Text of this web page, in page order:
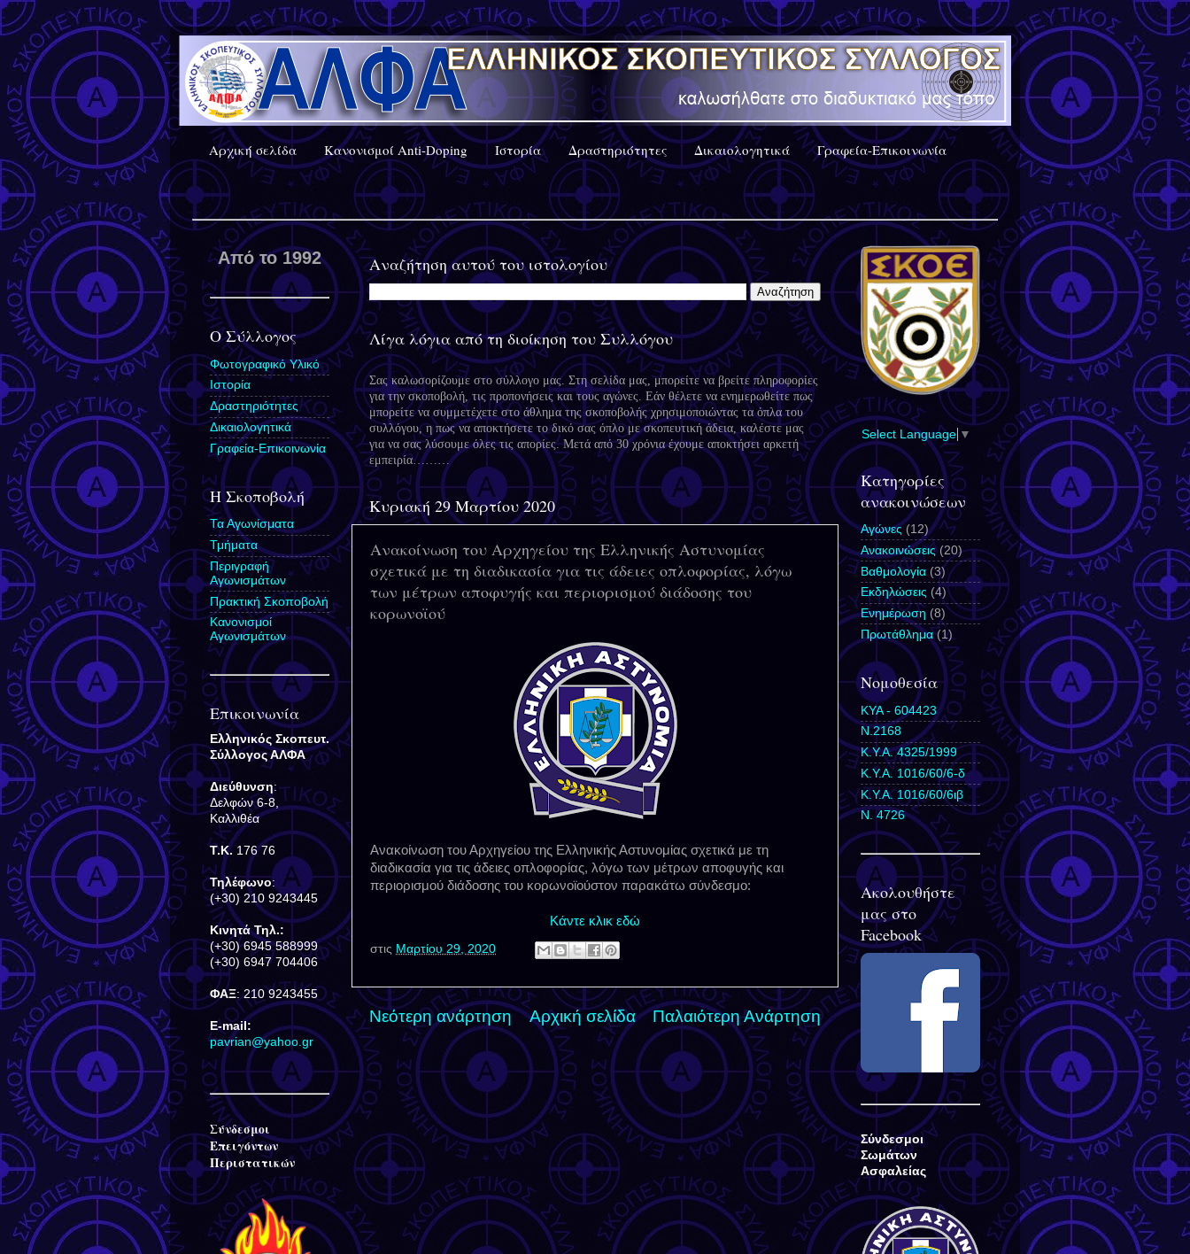
Αρχική σελίδα Κανονισμοί Anti-Doping Ιστορία Δραστηριότητες Δικαιολογητικά Γραφεία-Επικοινωνία
Αναζήτηση αυτού του ιστολογίου
Λίγα λόγια από τη διοίκηση του Συλλόγου
Σας καλωσορίζουμε στο σύλλογο μας. Στη σελίδα μας, μπορείτε να βρείτε πληροφορίες
για την σκοποβολή, τις προπονήσεις και τους αγώνες. Εάν θέλετε να ενημερωθείτε πως
μπορείτε να συμμετέχετε στο άθλημα της σκοποβολής χρησιμοποιώντας τα όπλα του
συλλόγου, η πως να αποκτήσετε το δικό σας όπλο με σκοπευτική άδεια, καλέστε μας
για να σας λύσουμε όλες τις απορίες. Μετά από 30 χρόνια έχουμε αποκτήσει αρκετή
εμπειρία………
Κυριακή 29 Μαρτίου 2020
Ανακοίνωση του Αρχηγείου της Ελληνικής Αστυνομίας
σχετικά με τη διαδικασία για τις άδειες οπλοφορίας, λόγω
των μέτρων αποφυγής και περιορισμού διάδοσης του
κορωνοϊού
Ανακοίνωση του Αρχηγείου της Ελληνικής Αστυνομίας σχετικά με τη
διαδικασία για τις άδειες οπλοφορίας, λόγω των μέτρων αποφυγής και
περιορισμού διάδοσης του κορωνοϊούστον παρακάτω σύνδεσμο:
Κάντε κλικ εδώ
στις Μαρτίου 29, 2020
Νεότερη ανάρτηση Παλαιότερη Ανάρτηση
Αρχική σελίδα
Από το 1992
Ο Σύλλογος
Φωτογραφικό Υλικό
Ιστορία
Δραστηριότητες
Δικαιολογητικά
Γραφεία-Επικοινωνία
Η Σκοποβολή
Τα Αγωνίσματα
Τμήματα
Περιγραφή
Αγωνισμάτων
Πρακτική Σκοποβολή
Κανονισμοί
Αγωνισμάτων
Επικοινωνία
Ελληνικός Σκοπευτ.
ΣύλλογοςΑΛΦΑ
Διεύθυνση:
Δελφών 6-8,
Καλλιθέα
Τ.Κ. 176 76
Τηλέφωνο:
(+30) 210 9243445
Κινητά Τηλ.:
(+30) 6945 588999
(+30) 6947 704406
ΦΑΞ: 210 9243455
E-mail:
pavrian@yahoo.gr
Σύνδεσμοι
Επειγόντων
Περιστατικών
Select Language ▼
Κατηγορίες
ανακοινώσεων
Αγώνες (12)
Ανακοινώσεις (20)
Βαθμολογία (3)
Εκδηλώσεις (4)
Ενημέρωση (8)
Πρωτάθλημα (1)
Νομοθεσία
ΚΥΑ - 604423
N.2168
Κ.Υ.Α. 4325/1999
Κ.Υ.Α. 1016/60/6-δ
Κ.Υ.Α. 1016/60/6ιβ
Ν. 4726
Ακολουθήστε
μας στο
Facebook
Σύνδεσμοι
Σωμάτων
Ασφαλείας